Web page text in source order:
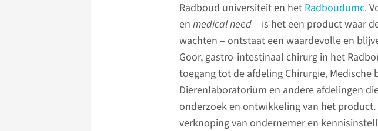
Radboud universiteit en hetRadboudumc.
en medical need– is het een product waar
wachten – ontstaat een waardevolle en
Goor, gastro-intestinaal chirurg in het
toegang tot de afdeling Chirurgie, Medische
Dierenlaboratorium en andere afdelingen
onderzoek en ontwikkeling van het
verknoping van ondernemer en